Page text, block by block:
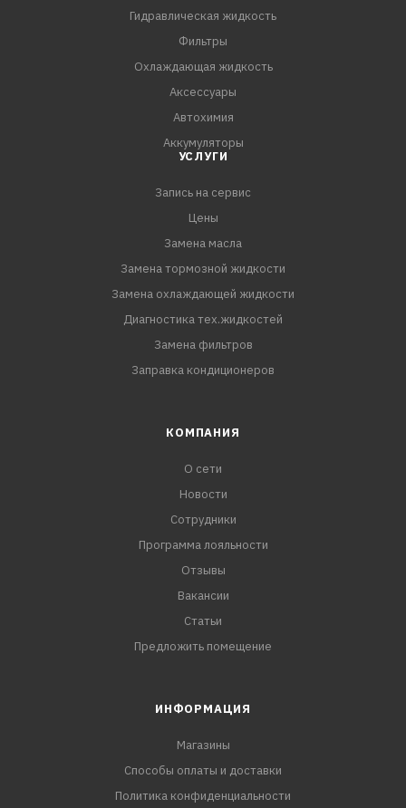
Гидравлическая жидкость
Фильтры
Охлаждающая жидкость
Аксессуары
Автохимия
Аккумуляторы
УСЛУГИ
Запись на сервис
Цены
Замена масла
Замена тормозной жидкости
Замена охлаждающей жидкости
Диагностика тех.жидкостей
Замена фильтров
Заправка кондиционеров
КОМПАНИЯ
О сети
Новости
Сотрудники
Программа лояльности
Отзывы
Вакансии
Статьи
Предложить помещение
ИНФОРМАЦИЯ
Магазины
Способы оплаты и доставки
Политика конфиденциальности